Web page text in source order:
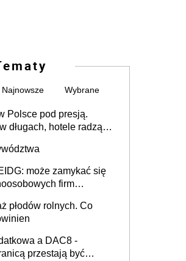
Najnowsze Wybrane
Polsce pod presją.
długach, hotele radzą
może zamykać się
firm
płodów rolnych. Co
a DAC8 -
przestają być